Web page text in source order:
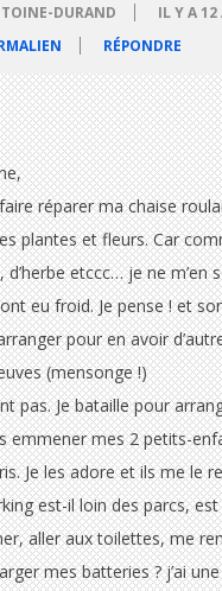
DURAND
IL Y A 12
RÉPONDRE
réparer ma chaise
plantes et fleurs. Car
d’herbe etccc… je ne m’en
eu froid. Je pense ! et
pour en avoir
(mensonge !)
pas. Je bataille pour
emmener mes 2 petits-
Je les adore et ils me le
est-il loin des parcs,
aller aux toilettes, me
mes batteries ? j’ai